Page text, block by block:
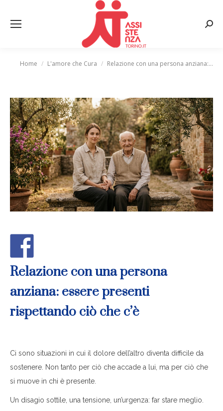
Tu sei qui:
Home L'amore che Cura Relazione con una persona anziana:…
Relazione con una persona
anziana: essere presenti
rispettando ciò che c’è
Ci sono situazioni in cui il dolore dell’altro diventa difficile da
sostenere. Non tanto per ciò che accade a lui, ma per ciò che
si muove in chi è presente.
Un disagio sottile, una tensione, un’urgenza: far stare meglio.